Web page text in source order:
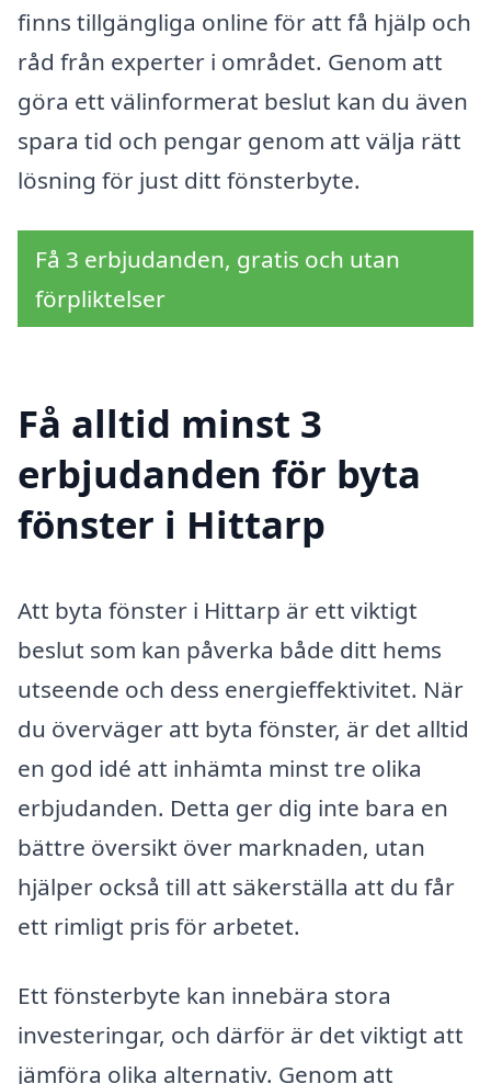
finns tillgängliga online för att få hjälp och
råd från experter i området. Genom att
göra ett välinformerat beslut kan du även
spara tid och pengar genom att välja rätt
lösning för just ditt fönsterbyte.
Få 3 erbjudanden, gratis och utan
förpliktelser
Få alltid minst 3
erbjudanden för byta
fönster i Hittarp
Att byta fönster i Hittarp är ett viktigt
beslut som kan påverka både ditt hems
utseende och dess energieffektivitet. När
du överväger att byta fönster, är det alltid
en god idé att inhämta minst tre olika
erbjudanden. Detta ger dig inte bara en
bättre översikt över marknaden, utan
hjälper också till att säkerställa att du får
ett rimligt pris för arbetet.
Ett fönsterbyte kan innebära stora
investeringar, och därför är det viktigt att
jämföra olika alternativ. Genom att